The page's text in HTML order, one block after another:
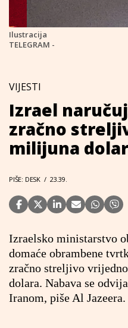
Ilustracija
TELEGRAM -
VIJESTI
Izrael
zračno
milijuna
PIŠE: DESK / 23.39.
Izraelsko ministarstvo
domaće obrambene
zračno streljivo
dolara. Nabava se
Iranom, piše Al Jazeera.